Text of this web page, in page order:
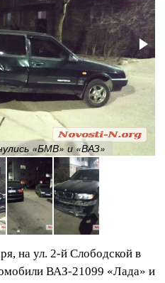
«БМВ» и «ВАЗ»
на ул. 2-й Слободской в
ВАЗ-21099 «Лада» и